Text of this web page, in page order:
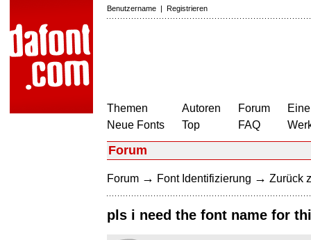
Benutzername | Registrieren
Themen
Neue Fonts
Autoren
Top
Forum
FAQ
Forum
Forum → Font Identifizierung → Zurück
pls i need the font name for